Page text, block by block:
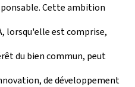
Cette ambition
lorsqu'elle est comprise,
du bien commun, peut
de développement